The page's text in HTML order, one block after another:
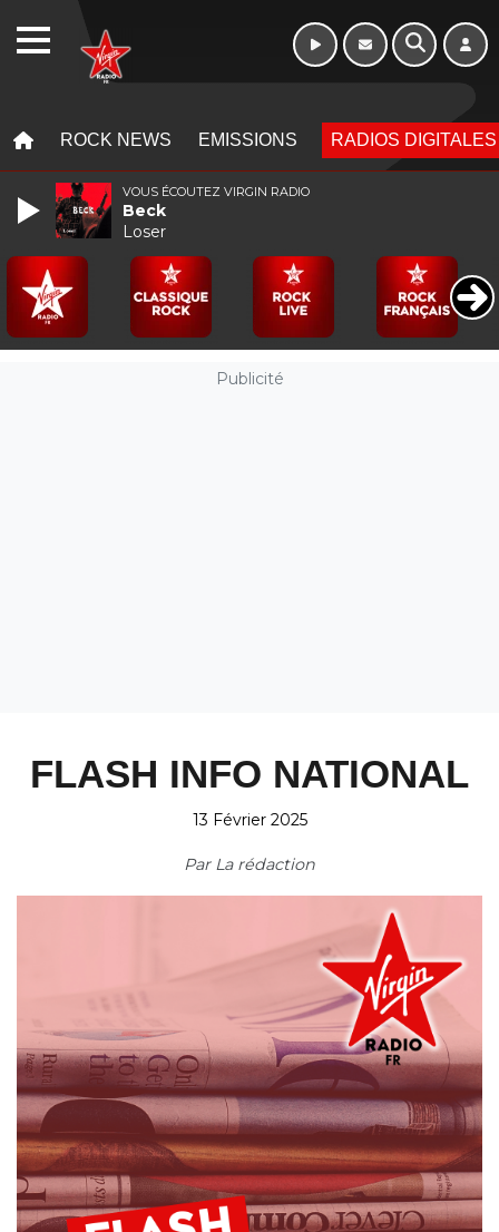
ROCK NEWS EMISSIONS RADIOS DIGITALES
Publicité
FLASH INFO NATIONAL
13 Février 2025
Par La rédaction
VOUS ÉCOUTEZ VIRGIN RADIO
Beck
Loser
WEBRADIO